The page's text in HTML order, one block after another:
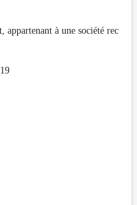
, appartenant à une société rec